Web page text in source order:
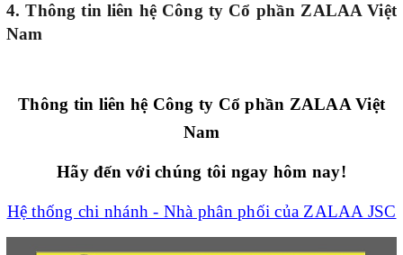
4. Thông tin liên hệ Công ty Cổ phần ZALAA Việt
Nam
Thông tin liên hệ Công ty Cổ phần ZALAA Việt
Nam
Hãy đến với chúng tôi ngay hôm nay!
Hệ thống chi nhánh - Nhà phân phối của ZALAA JSC